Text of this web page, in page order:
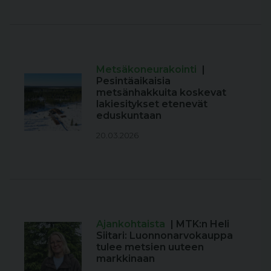
Metsäkoneurakointi
Pesintäaikaisia
metsänhakkuita koskevat
lakiesitykset etenevät
eduskuntaan
20.03.2026
Ajankohtaista
| MTK:n Heli
Siitari: Luonnonarvokauppa
tulee metsien uuteen
markkinaan